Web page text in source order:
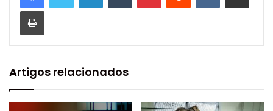
Artigos relacionados